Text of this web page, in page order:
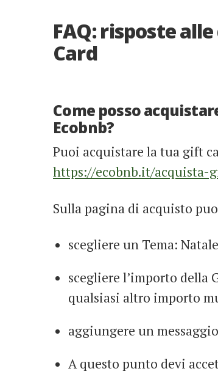
FAQ: risposte
Card
Come posso
Ecobnb?
Puoi acquistare la tua gift
https://ecobnb.it/acquista-
Sulla pagina di acquisto
scegliere un Tema:
scegliere l’importo della
qualsiasi altro importo
aggiungere un
A questo punto devi